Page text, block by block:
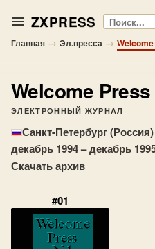
ZXPRESS Поиск
Главная → Эл.пресса →
Welcome Press
ЭЛЕКТРОННЫЙ ЖУРНАЛ
Санкт-Петербург (Россия)
декабрь 1994 – декабрь
Скачать архив
#01